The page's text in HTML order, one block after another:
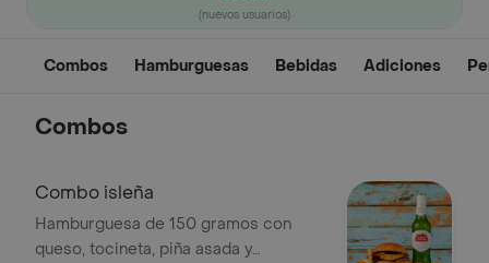
(nuevos usuarios)
Combos Hamburguesas Bebidas Adiciones
Combos
Combo isleña
Hamburguesa de 150 gramos con
queso, tocineta, piña asada y